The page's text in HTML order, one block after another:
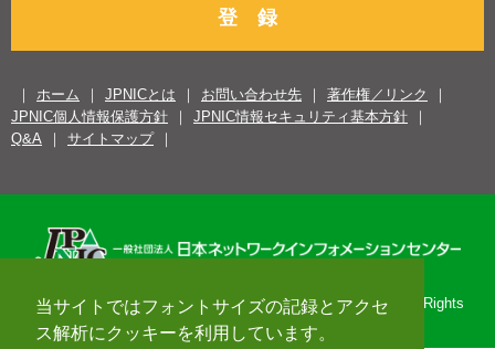
当サイトではフォントサイズの記録とアクセ
ス解析にクッキーを利用しています。
登 録
ホーム JPNICとは お問い合わせ先
著作権／リンク
JPNIC個人情報保護方針
JPNIC情報セキュリティ基本方針
Q&A
サイトマップ
Copyright© 1996-2026 Japan Network Information Center. All Rights
Reserved.